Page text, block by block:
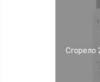
Сгорело